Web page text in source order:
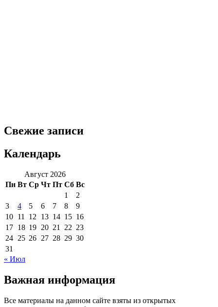
Свежие записи
Календарь
Август 2026
Пн Вт Ср Чт Пт Сб Вс
1
2
3
4 5 6 7 8
9
10 11 12 13 14 15 16
17 18 19 20 21 22 23
24 25 26 27 28 29 30
31
« Июл
Важная информация
Все материалы на данном сайте взяты из открытых